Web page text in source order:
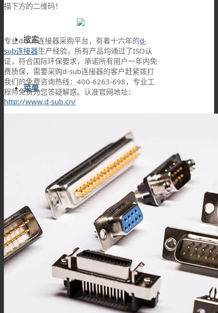
搜索
菜单
描下方的二维码！
专业d-sub连接器采购平台，有着十六年的d-
sub连接器生产经验，所有产品均通过了ISO认
证，符合国际环保要求，承诺所有用户一年内免
费质保，需要采购d-sub连接器的客户赶紧拨打
我们的免费咨询热线：400-6263-698，专业工
程师免费为您答疑解惑。认准官网地址：
http://www.d-sub.cn/